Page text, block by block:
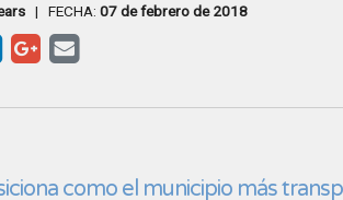
| FECHA: 07 de febrero de 2018
como el municipio más